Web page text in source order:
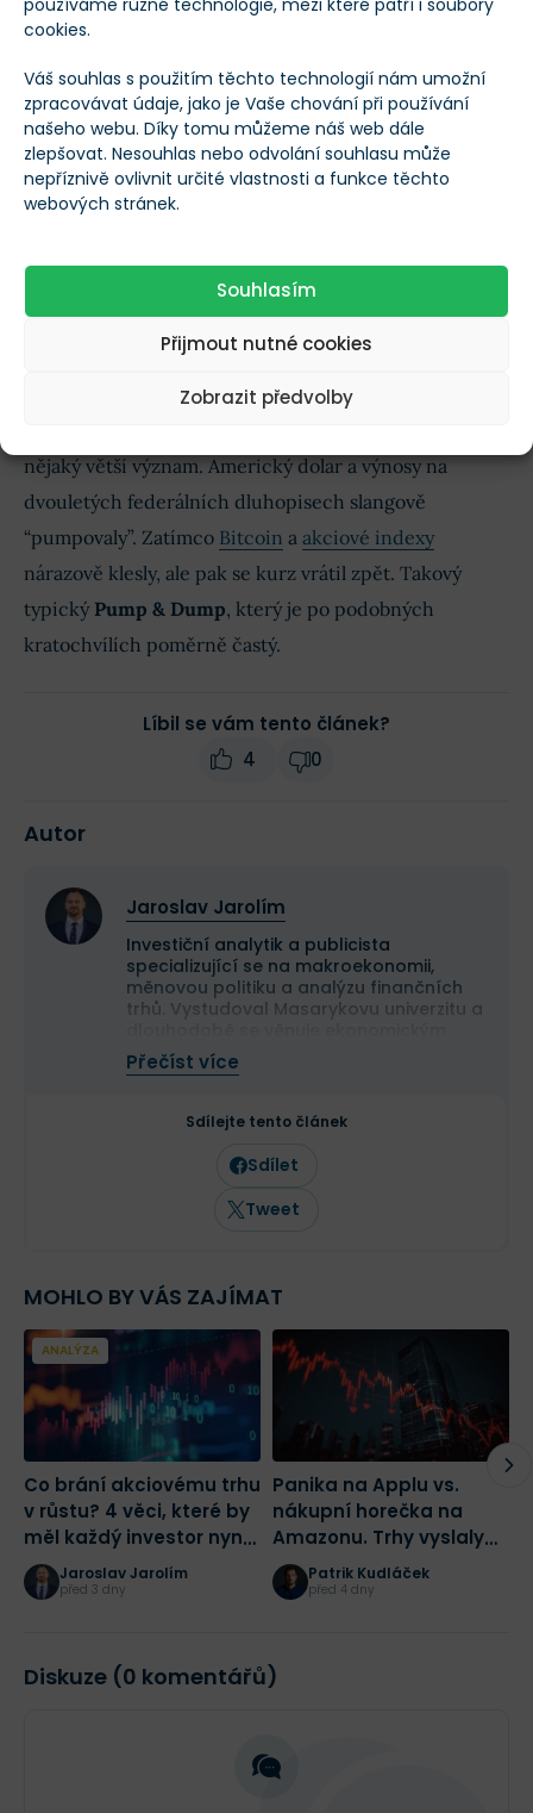
cookies.
Váš souhlas s použitím těchto technologií nám umožní
zpracovávat údaje, jako je Vaše chování při používání
našeho webu. Díky tomu můžeme náš web dále
zlepšovat. Nesouhlas nebo odvolání souhlasu může
nepříznivě ovlivnit určité vlastnosti a funkce těchto
webových stránek.
Souhlasím
Přijmout nutné cookies
Zobrazit předvolby
Dot Plot
Co se týká tržní reakce, původně jsem chtěl nahodit
nějaký větší význam. Americký dolar a výnosy na
dvouletých federálních dluhopisech slangově
“pumpovaly”. Zatímco Bitcoin a akciové indexy
nárazově klesly, ale pak se kurz vrátil zpět. Takový
typický Pump & Dump, který je po podobných
kratochvílích poměrně častý.
Líbil se vám tento článek?
4
0
Autor
Jaroslav Jarolím
Investiční analytik a publicista
specializující se na makroekonomii,
měnovou politiku a analýzu finančních
trhů. Vystudoval Masarykovu univerzitu a
souvislostem vývoje kapitálových trhů.
Ve Finexu publikuje odborné články
technickou analýzu i makroekonomické
dění. Vedle Finexu pravidelně publikuje
odborné články a komentáře také v
dalších českých ekonomických médiích,
včetně Hospodářských novin.
Přečíst více
Sdílejte tento článek
Sdílet
Tweet
MOHLO BY VÁS ZAJÍMAT
ANALÝZA
Co brání akciovému trhu
v růstu? 4 věci, které by
měl každý investor nyní
vědětJaroslav Jarolím
před 3 dny
Panika na Applu vs.
nákupní horečka na
Amazonu. Trhy vyslaly
investorům jasný signál |
Burza s odstupem
Patrik Kudláček
před 4 dny
Diskuze (0 komentářů)